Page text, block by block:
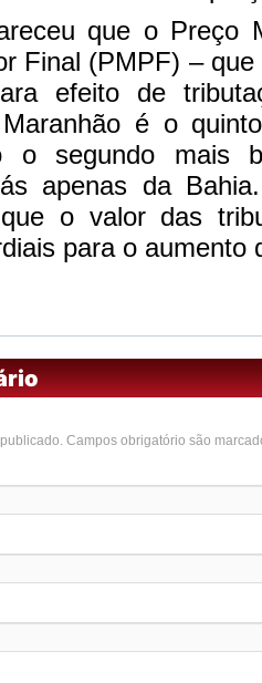
que o Preço
Final (PMPF) –
efeito de
é o
o segundo mais
apenas da
o valor das
para o aumento
Campos obrigatório são